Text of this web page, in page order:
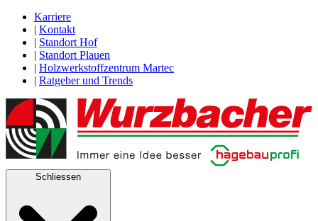
Karriere
| Kontakt
| Standort Hof
| Standort Plauen
| Holzwerkstoffzentrum Martec
| Ratgeber und Trends
Schliessen